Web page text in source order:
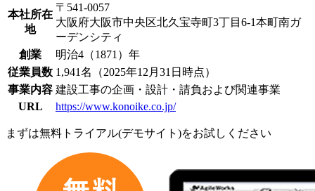
本社所在
地
〒541-0057
大阪府大阪市中央区北久宝寺町3丁目6-1本町南ガ
ーデンシティ
創業
明治4（1871）年
従業員数 1,941名（2025年12月31日時点）
事業内容 建設工事の企画・設計・請負および関連事業
URL
https://www.konoike.co.jp/
まずは無料トライアル(デモサイト)をお試しください